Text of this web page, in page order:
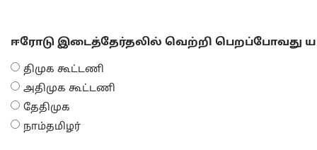
ஈரோடு இடைத்தேர்தலில் வெற்றி பெறப்போவது
திமுக கூட்டணி
அதிமுக கூட்டணி
தேதிமுக
நாம்தமிழர்